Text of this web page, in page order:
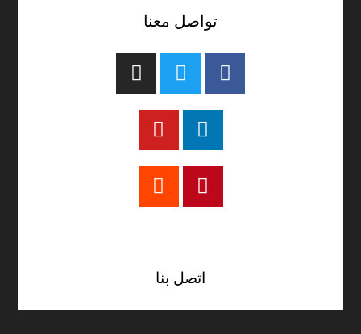
تواصل معنا
اتصل بنا